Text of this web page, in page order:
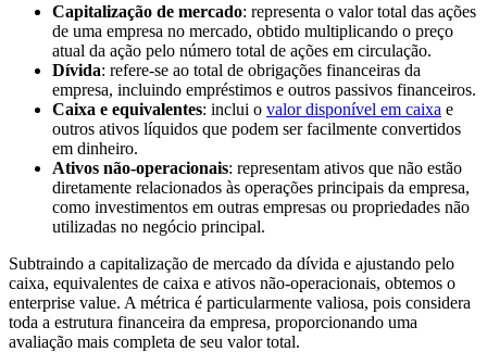
Capitalização de mercado: representa o valor total das ações
de uma empresa no mercado, obtido multiplicando o preço
atual da ação pelo número total de ações em circulação.
Dívida: refere-se ao total de obrigações financeiras da
empresa, incluindo empréstimos e outros passivos financeiros.
Caixa e equivalentes: inclui o valor disponível em caixa e
outros ativos líquidos que podem ser facilmente convertidos
em dinheiro.
Ativos não-operacionais: representam ativos que não estão
diretamente relacionados às operações principais da empresa,
como investimentos em outras empresas ou propriedades não
utilizadas no negócio principal.
Subtraindo a capitalização de mercado da dívida e ajustando pelo
caixa, equivalentes de caixa e ativos não-operacionais, obtemos o
enterprise value. A métrica é particularmente valiosa, pois considera
toda a estrutura financeira da empresa, proporcionando uma
avaliação mais completa de seu valor total.